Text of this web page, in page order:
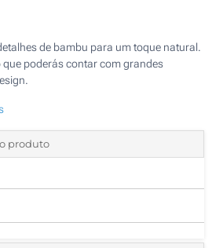
de bambu para um toque natural.
poderás contar com grandes
produto